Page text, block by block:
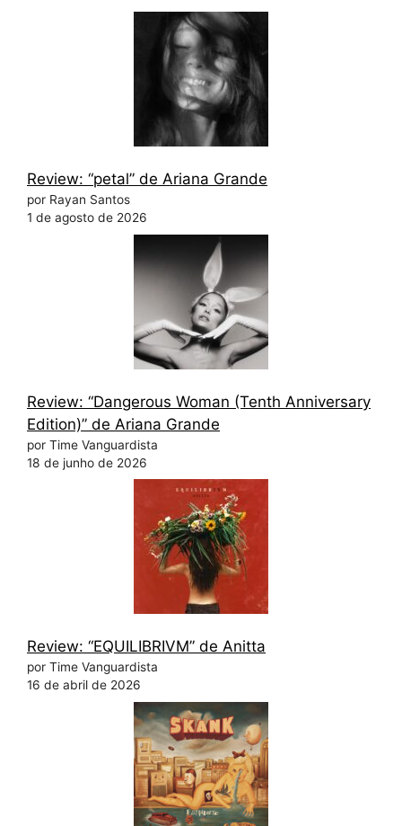
Review: “petal” de Ariana Grande
por Rayan Santos
1 de agosto de 2026
Review: “Dangerous Woman (Tenth Anniversary
Edition)” de Ariana Grande
por Time Vanguardista
18 de junho de 2026
Review: “EQUILIBRIVM” de Anitta
por Time Vanguardista
16 de abril de 2026